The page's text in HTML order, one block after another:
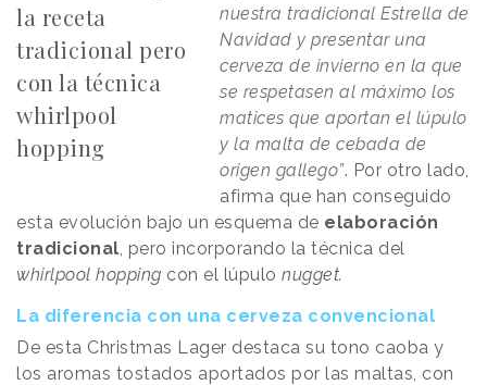
la receta
tradicional pero
con la técnica
whirlpool
hopping
nuestra tradicional Estrella de
Navidad y presentar una
cerveza de invierno en la que
se respetasen al máximo los
matices que aportan el lúpulo
y la malta de cebada de
origen gallego”. Por otro lado,
afirma que han conseguido
esta evolución bajo un esquema de elaboración
tradicional , pero incorporando la técnica del
whirlpool hopping con el lúpulo nugget.
La diferencia con una cerveza convencional
De esta Christmas Lager destaca su tono caoba y
los aromas tostados aportados por las maltas, con